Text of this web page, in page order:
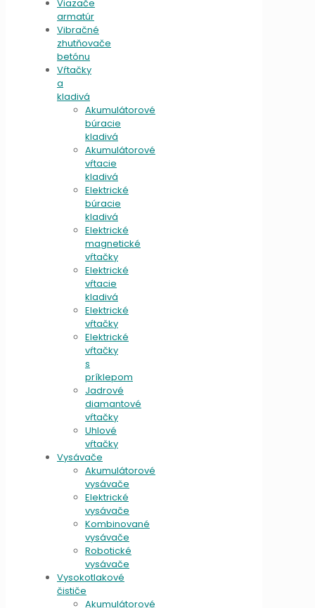
Viazače
armatúr
Vibračné
zhutňovače
betónu
Vŕtačky
a
kladivá
Akumulátorové
búracie
kladivá
Akumulátorové
vŕtacie
kladivá
Elektrické
búracie
kladivá
Elektrické
magnetické
vŕtačky
Elektrické
vŕtacie
kladivá
Elektrické
vŕtačky
Elektrické
vŕtačky
s
príklepom
Jadrové
diamantové
vŕtačky
Uhlové
vŕtačky
Vysávače
Akumulátorové
vysávače
Elektrické
vysávače
Kombinované
vysávače
Robotické
vysávače
Vysokotlakové
čističe
Akumulátorové